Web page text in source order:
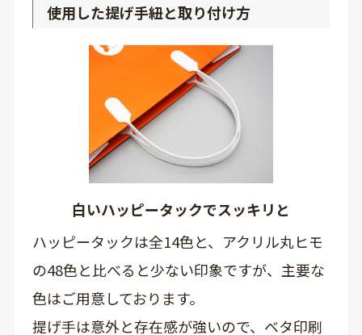
使用した提げ手紐と取り付け方
白いハッピータックでスッキリと
ハッピータックは全14色と、アクリル丸ヒモ
の48色と比べると少ない印象ですが、主要な
色はご用意しております。
提げ手は意外と存在感が強いので、ベタ印刷